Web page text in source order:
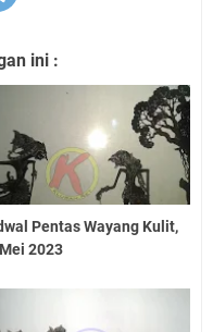
ini :
Pentas Wayang Kulit,
2023